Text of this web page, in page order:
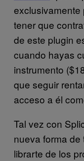
exclusivamente
tener que
de este plugin
cuando hayas
instrumento
que seguir
acceso a él
Tal vez con
nueva forma de
librarte de los